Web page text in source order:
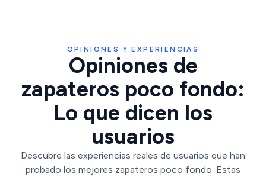
OPINIONES Y EXPERIENCIAS
Opiniones de
zapateros poco fondo:
Lo que dicen los
usuarios
Descubre las experiencias reales de usuarios que han
probado los mejores zapateros poco fondo. Estas